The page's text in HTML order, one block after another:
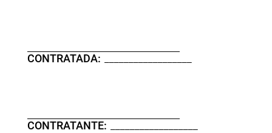
CONTRATADA:
CONTRATANTE: